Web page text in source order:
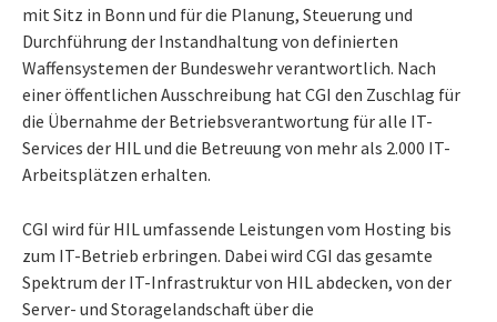
mit Sitz in Bonn und für die Planung, Steuerung und
Durchführung der Instandhaltung von definierten
Waffensystemen der Bundeswehr verantwortlich. Nach
einer öffentlichen Ausschreibung hat CGI den Zuschlag für
die Übernahme der Betriebsverantwortung für alle IT-
Services der HIL und die Betreuung von mehr als 2.000 IT-
Arbeitsplätzen erhalten.
CGI wird für HIL umfassende Leistungen vom Hosting bis
zum IT-Betrieb erbringen. Dabei wird CGI das gesamte
Spektrum der IT-Infrastruktur von HIL abdecken, von der
Server- und Storagelandschaft über die